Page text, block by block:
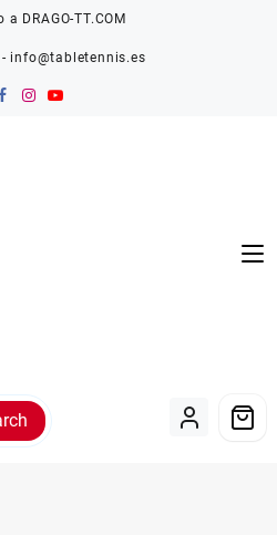
a DRAGO-TT.COM
info@tabletennis.es